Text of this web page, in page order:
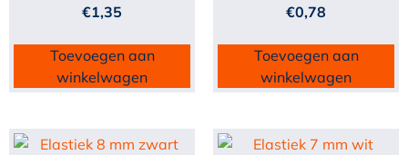
€1,35
Toevoegen aan
winkelwagen
€0,78
Toevoegen aan
winkelwagen